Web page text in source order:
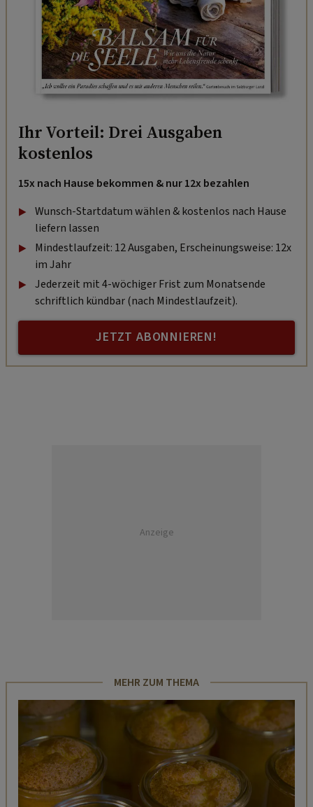
Ihr Vorteil: Drei Ausgaben
kostenlos
15x nach Hause bekommen & nur 12x bezahlen
Wunsch-Startdatum wählen & kostenlos nach Hause
liefern lassen
Mindestlaufzeit: 12 Ausgaben, Erscheinungsweise: 12x
im Jahr
Jederzeit mit 4-wöchiger Frist zum Monatsende
schriftlich kündbar (nach Mindestlaufzeit).
JETZT ABONNIEREN!
Anzeige
MEHR ZUM THEMA